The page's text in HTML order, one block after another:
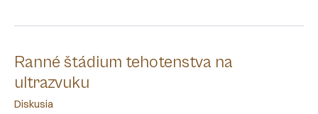
Ranné štádium tehotenstva na
ultrazvuku
Diskusia